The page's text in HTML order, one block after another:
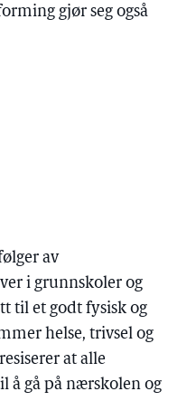
gjør seg også
av
i grunnskoler og
til et godt fysisk og
helse, trivsel og
at alle
å gå på nærskolen og